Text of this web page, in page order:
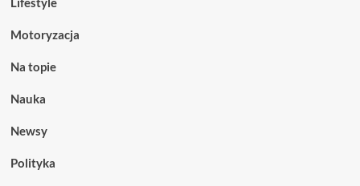
Motoryzacja
Na topie
Nauka
Newsy
Polityka